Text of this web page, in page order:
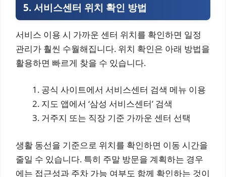
5. 서비스센터 위치 확인 방법
서비스 이용 시 가까운 센터 위치를 확인하면 일정
관리가 훨씬 수월해집니다. 위치 확인은 아래 방법을
활용하면 빠르게 찾을 수 있습니다.
공식 사이트에서 서비스센터 검색 메뉴 이용
지도 앱에서 ‘삼성 서비스센터’ 검색
거주지 또는 직장 기준 가까운 센터 선택
생활 동선을 기준으로 위치를 확인하면 이동 시간을
줄일 수 있습니다. 특히 주말 방문을 계획하는 경우
에는 접근성과 주차 가능 여부도 함께 확인하는 것이